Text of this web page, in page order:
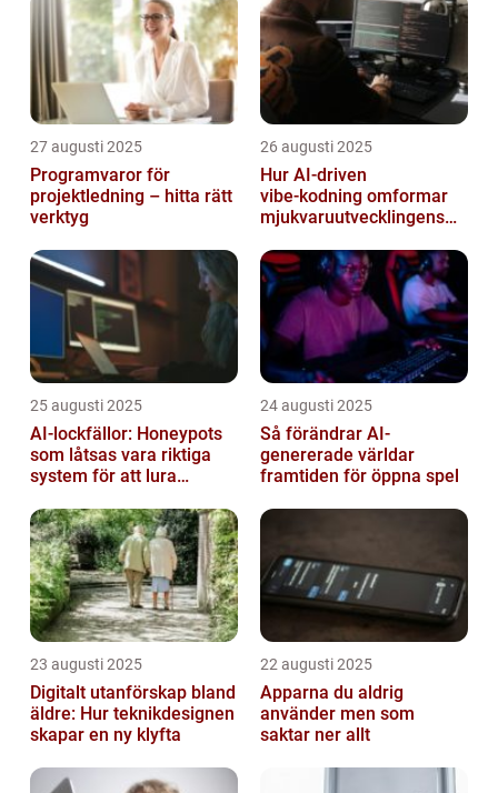
27 augusti 2025
Programvaror för
projektledning – hitta rätt
verktyg
26 augusti 2025
Hur AI‑driven
vibe‑kodning omformar
mjukvaruutvecklingens
25 augusti 2025
AI-lockfällor: Honeypots
som låtsas vara riktiga
system för att lura
24 augusti 2025
Så förändrar AI-
genererade världar
framtiden för öppna spel
23 augusti 2025
Digitalt utanförskap bland
äldre: Hur teknikdesignen
skapar en ny klyfta
22 augusti 2025
Apparna du aldrig
använder men som
saktar ner allt